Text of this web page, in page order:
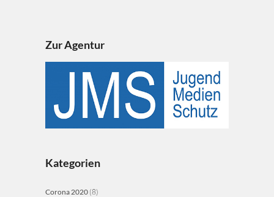
Zur Agentur
Kategorien
Corona 2020 (8)